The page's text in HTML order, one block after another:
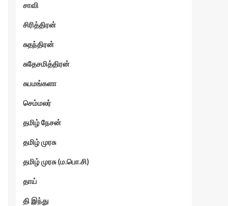
சாவி
சிரித்திரன்
சுதந்திரன்
சுதேசமித்திரன்
சுபமங்களா
செம்மலர்
தமிழ் நேசன்
தமிழ் முரசு
தமிழ் முரசு (ம.பொ.சி)
தாய்
தி இந்து